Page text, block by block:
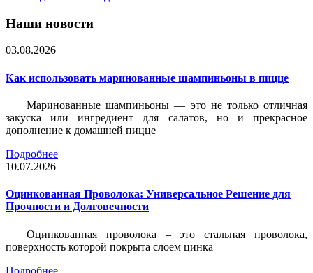
Наши новости
03.08.2026
Как использовать маринованные шампиньоны в пицце
Маринованные шампиньоны — это не только отличная
закуска или ингредиент для салатов, но и прекрасное
дополнение к домашней пицце
Подробнее
10.07.2026
Оцинкованная Проволока: Универсальное Решение для
Прочности и Долговечности
Оцинкованная проволока – это стальная проволока,
поверхность которой покрыта слоем цинка
Подробнее